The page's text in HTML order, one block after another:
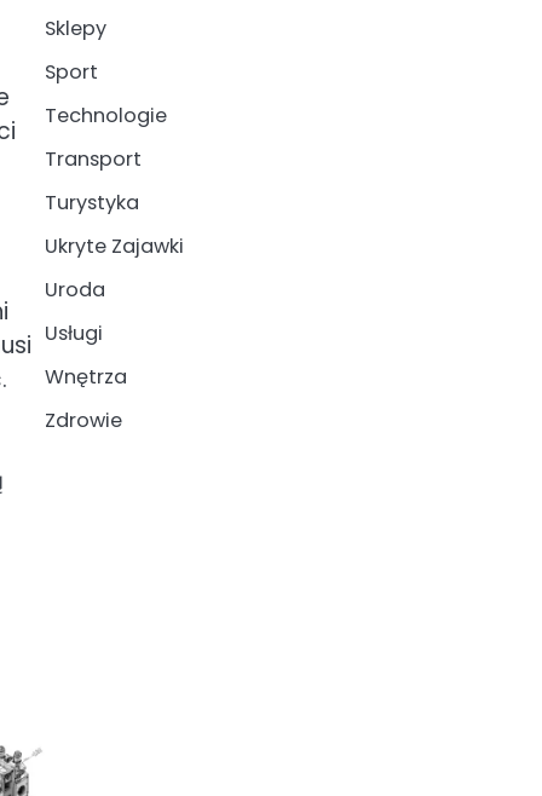
Sklepy
Sport
Technologie
Transport
Turystyka
Ukryte Zajawki
Uroda
Usługi
Wnętrza
Zdrowie